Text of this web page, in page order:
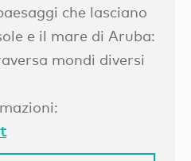
che lasciano
e il mare di Aruba:
mondi diversi